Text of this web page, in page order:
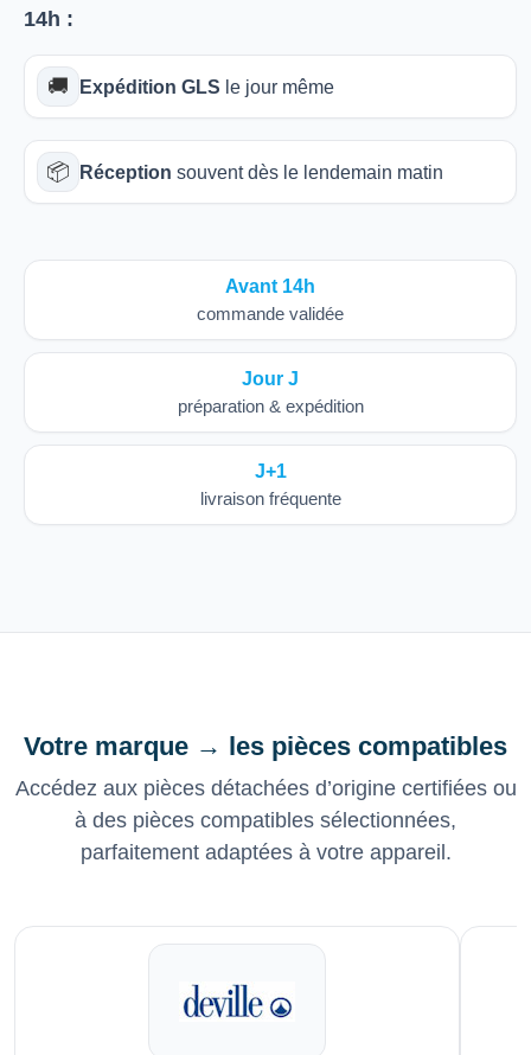
14h :
🚚 Expédition GLS le jour même
📦 Réception souvent dès le lendemain matin
Avant 14h
commande validée
Jour J
préparation & expédition
J+1
livraison fréquente
Votre marque → les pièces compatibles
Accédez aux pièces détachées d’origine certifiées ou
à des pièces compatibles sélectionnées,
parfaitement adaptées à votre appareil.